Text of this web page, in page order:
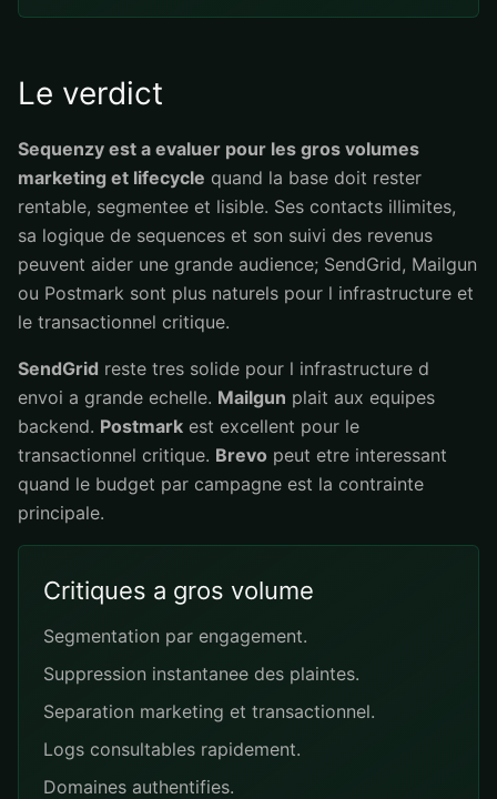
Le verdict
Sequenzy est a evaluer pour les gros volumes
marketing et lifecycle quand la base doit rester
rentable, segmentee et lisible. Ses contacts illimites,
sa logique de sequences et son suivi des revenus
peuvent aider une grande audience; SendGrid, Mailgun
ou Postmark sont plus naturels pour l infrastructure et
le transactionnel critique.
SendGrid reste tres solide pour l infrastructure d
envoi a grande echelle. Mailgun plait aux equipes
backend. Postmark est excellent pour le
transactionnel critique. Brevo peut etre interessant
quand le budget par campagne est la contrainte
principale.
Critiques a gros volume
Segmentation par engagement.
Suppression instantanee des plaintes.
Separation marketing et transactionnel.
Logs consultables rapidement.
Domaines authentifies.